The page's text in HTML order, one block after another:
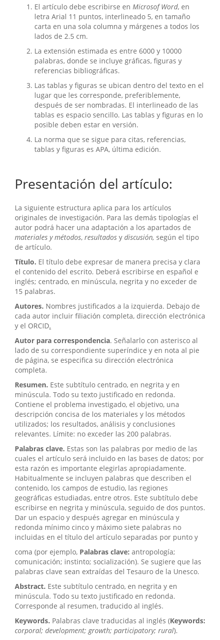
El artículo debe escribirse en Microsof Word, en
letra Arial 11 puntos, interlineado 5, en tamaño
carta en una sola columna y márgenes a todos los
lados de 2.5 cm.
La extensión estimada es entre 6000 y 10000
palabras, donde se incluye gráficas, figuras y
referencias bibliográficas.
Las tablas y figuras se ubican dentro del texto en el
lugar que les corresponde, preferiblemente,
después de ser nombradas. El interlineado de las
tablas es espacio sencillo. Las tablas y figuras en lo
posible deben estar en versión.
La norma que se sigue para citas, referencias,
tablas y figuras es APA, última edición.
Presentación del artículo:
La siguiente estructura aplica para los artículos
originales de investigación. Para las demás tipologías el
autor podrá hacer una adaptación a los apartados de
materiales y métodos, resultados y discusión, según el tipo
de artículo.
Título. El título debe expresar de manera precisa y clara
el contenido del escrito. Deberá escribirse en español e
inglés; centrado, en minúscula, negrita y no exceder de
15 palabras.
Autores. Nombres justificados a la izquierda. Debajo de
cada autor incluir filiación completa, dirección electrónica
y el ORCID.
Autor para correspondencia. Señalarlo con asterisco al
lado de su correspondiente superíndice y en nota al pie
de página, se especifica su dirección electrónica
completa.
Resumen. Este subtítulo centrado, en negrita y en
minúscula. Todo su texto justificado en redonda.
Contiene el problema investigado, el objetivo, una
descripción concisa de los materiales y los métodos
utilizados; los resultados, análisis y conclusiones
relevantes. Límite: no exceder las 200 palabras.
Palabras clave. Estas son las palabras por medio de las
cuales el artículo será incluido en las bases de datos; por
esta razón es importante elegirlas apropiadamente.
Habitualmente se incluyen palabras que describen el
contenido, los campos de estudio, las regiones
geográficas estudiadas, entre otros. Este subtítulo debe
escribirse en negrita y minúscula, seguido de dos puntos.
Dar un espacio y después agregar en minúscula y
redonda mínimo cinco y máximo siete palabras no
incluidas en el título del artículo separadas por punto y
coma (por ejemplo, Palabras clave: antropología;
comunicación; instinto; socialización). Se sugiere que las
palabras clave sean extraídas del Tesauro de la Unesco.
Abstract. Este subtítulo centrado, en negrita y en
minúscula. Todo su texto justificado en redonda.
Corresponde al resumen, traducido al inglés.
Keywords. Palabras clave traducidas al inglés (Keywords:
corporal; development; growth; participatory; rural).